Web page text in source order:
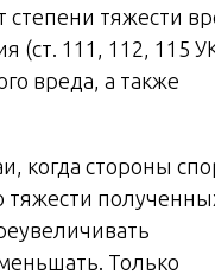
степени тяжести
(ст. 111, 112, 115
вреда, а также
когда стороны
Только